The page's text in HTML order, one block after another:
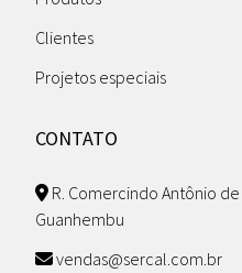
Clientes
Projetos especiais
CONTATO
R. Comercindo Antônio
Guanhembu
vendas@sercal.com.br